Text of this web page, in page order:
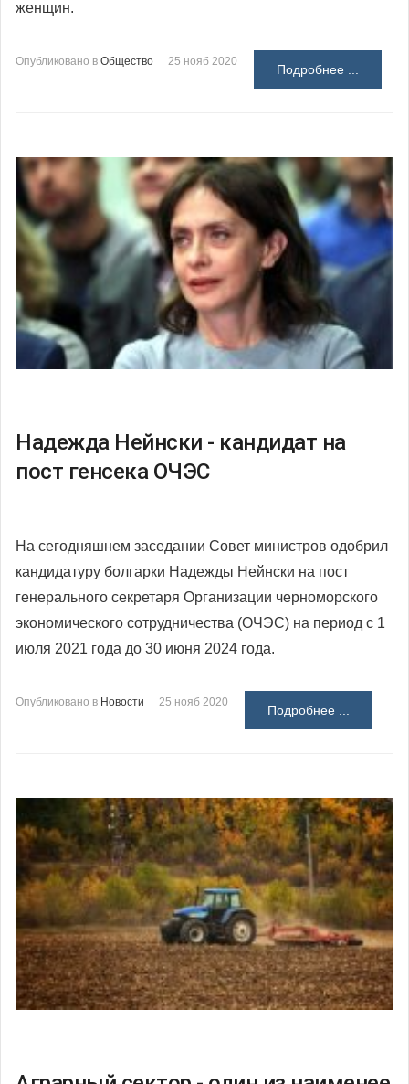
женщин.
Опубликовано в Общество 25 нояб 2020
Подробнее ...
Надежда Нейнски - кандидат на
пост генсека ОЧЭС
На сегодняшнем заседании Совет министров одобрил
кандидатуру болгарки Надежды Нейнски на пост
генерального секретаря Организации черноморского
экономического сотрудничества (ОЧЭС) на период с 1
июля 2021 года до 30 июня 2024 года.
Опубликовано в Новости 25 нояб 2020
Подробнее ...